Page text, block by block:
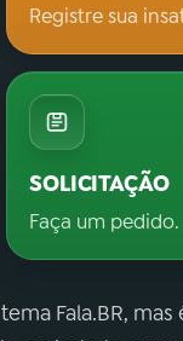
Registre sua
SOLICITAÇÃO
Faça um pedido.
Fala.BR,